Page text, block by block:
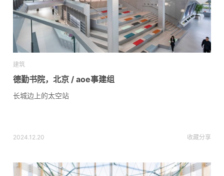
建筑
德勤书院，北京 / aoe事建组
长城边上的太空站
2024.12.20 收藏分享